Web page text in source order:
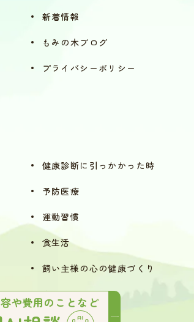
新着情報
もみの木ブログ
プライバシーポリシー
健康診断に引っ かかった時
予防医療
運動習慣
食生活
飼い主様の心の健康づくり
カフェ
や費用のことなど